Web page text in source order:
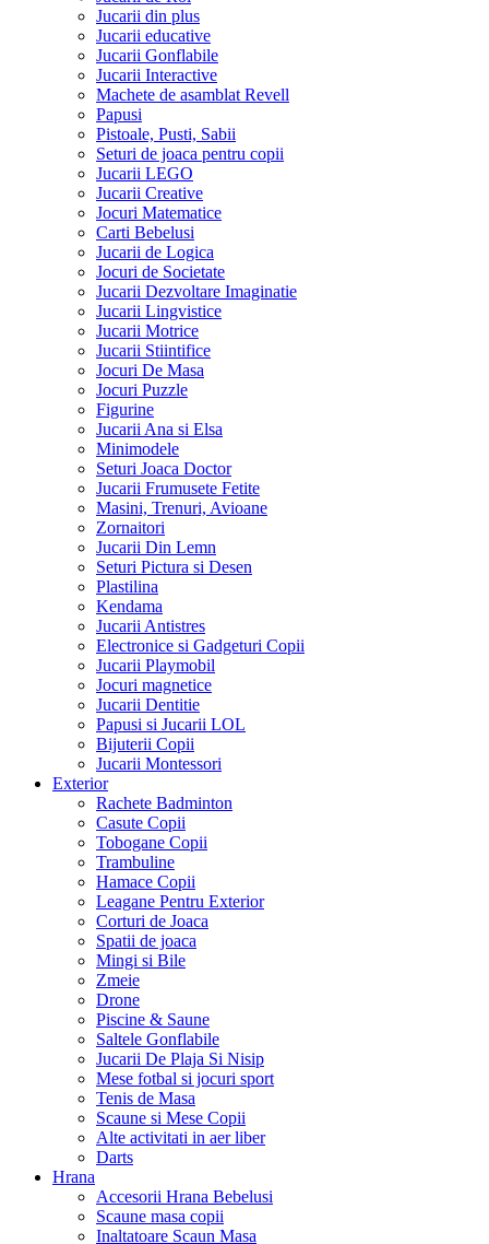
Jucarii din plus
Jucarii educative
Jucarii Gonflabile
Jucarii Interactive
Machete de asamblat Revell
Papusi
Pistoale, Pusti, Sabii
Seturi de joaca pentru copii
Jucarii LEGO
Jucarii Creative
Jocuri Matematice
Carti Bebelusi
Jucarii de Logica
Jocuri de Societate
Jucarii Dezvoltare Imaginatie
Jucarii Lingvistice
Jucarii Motrice
Jucarii Stiintifice
Jocuri De Masa
Jocuri Puzzle
Figurine
Jucarii Ana si Elsa
Minimodele
Seturi Joaca Doctor
Jucarii Frumusete Fetite
Masini, Trenuri, Avioane
Zornaitori
Jucarii Din Lemn
Seturi Pictura si Desen
Plastilina
Kendama
Jucarii Antistres
Electronice si Gadgeturi Copii
Jucarii Playmobil
Jocuri magnetice
Jucarii Dentitie
Papusi si Jucarii LOL
Bijuterii Copii
Jucarii Montessori
Exterior
Rachete Badminton
Casute Copii
Tobogane Copii
Trambuline
Hamace Copii
Leagane Pentru Exterior
Corturi de Joaca
Spatii de joaca
Mingi si Bile
Zmeie
Drone
Piscine & Saune
Saltele Gonflabile
Jucarii De Plaja Si Nisip
Mese fotbal si jocuri sport
Tenis de Masa
Scaune si Mese Copii
Alte activitati in aer liber
Darts
Hrana
Accesorii Hrana Bebelusi
Scaune masa copii
Inaltatoare Scaun Masa